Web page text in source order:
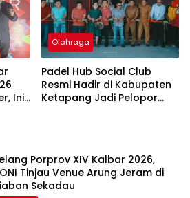
Ini
Olahraga
Padel Hub Social Club
Resmi Hadir di Kabupaten
Ketapang Jadi Pelopor
Porprov XIV Kalbar 2026,
Tinjau Venue Arung Jeram di
Sekadau